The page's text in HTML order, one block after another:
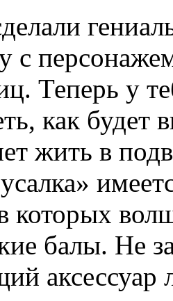
с
Теперь у
как будет
жить в
которых
балы. Не
аксессуар